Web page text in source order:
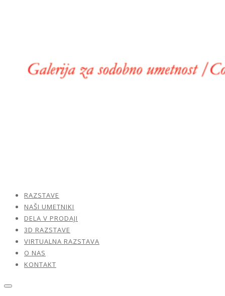
RAZSTAVE
NAŠI UMETNIKI
DELA V PRODAJI
3D RAZSTAVE
VIRTUALNA RAZSTAVA
O NAS
KONTAKT